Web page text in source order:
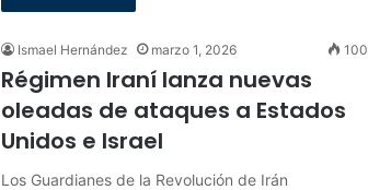
Ismael Hernández marzo 1, 2026 100
Régimen Iraní lanza nuevas
oleadas de ataques a Estados
Unidos e Israel
Los Guardianes de la Revolución de Irán